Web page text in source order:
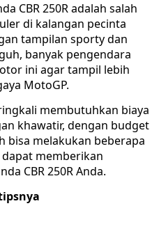
CBR 250R adalah salah
di kalangan pecinta
tampilan sporty dan
banyak pengendara
ini agar tampil lebih
MotoGP.
membutuhkan biaya
khawatir, dengan budget
bisa melakukan beberapa
memberikan
CBR 250R Anda.